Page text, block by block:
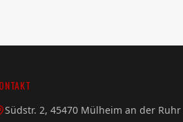
Südstr. 2, 45470 Mülheim an der Ruhr